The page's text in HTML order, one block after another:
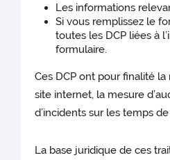
Les informations
Si vous remplissez le
toutes les DCP liées à
formulaire.
Ces DCP ont pour finalité
site internet, la mesure
d’incidents sur les temps
La base juridique de ces